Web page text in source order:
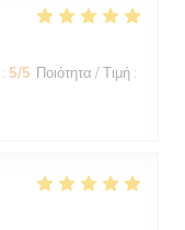
: 5/5 Ποιότητα / Τιμή :